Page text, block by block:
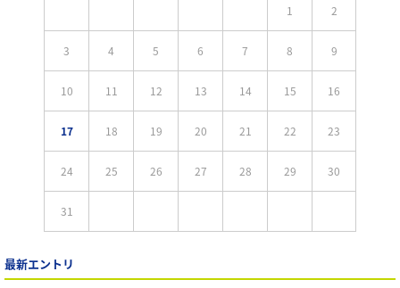
1 2
3 4 5 6 7 8 9
10 11 12 13 14 15 16
17 18 19 20 21 22 23
24 25 26 27 28 29 30
31
最新エントリ